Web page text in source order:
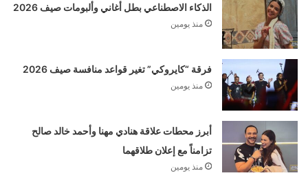
الذكاء الاصطناعي بطل أغاني وألبومات صيف 2026
منذ يومين
فرقة “كايروكي” تغير قواعد منافسة صيف 2026
منذ يومين
أبرز محطات علاقة هنادي مهنا وأحمد خالد صالح
تزامناً مع إعلان طلاقهما
منذ يومين